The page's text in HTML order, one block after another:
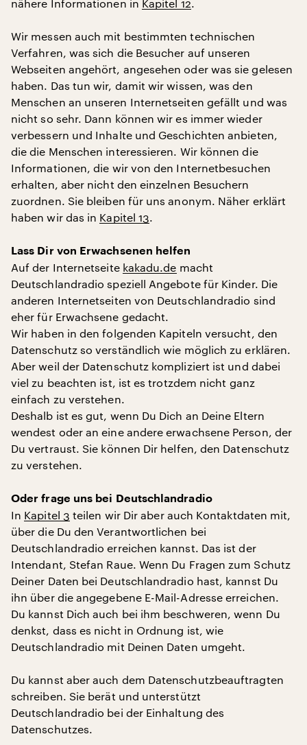
nähere Informationen in Kapitel 12.
Wir messen auch mit bestimmten technischen
Verfahren, was sich die Besucher auf unseren
Webseiten angehört, angesehen oder was sie gelesen
haben. Das tun wir, damit wir wissen, was den
Menschen an unseren Internetseiten gefällt und was
nicht so sehr. Dann können wir es immer wieder
verbessern und Inhalte und Geschichten anbieten,
die die Menschen interessieren. Wir können die
Informationen, die wir von den Internetbesuchen
erhalten, aber nicht den einzelnen Besuchern
zuordnen. Sie bleiben für uns anonym. Näher erklärt
haben wir das in Kapitel 13.
Lass Dir von Erwachsenen helfen
Auf der Internetseite kakadu.de macht
Deutschlandradio speziell Angebote für Kinder. Die
anderen Internetseiten von Deutschlandradio sind
eher für Erwachsene gedacht.
Wir haben in den folgenden Kapiteln versucht, den
Datenschutz so verständlich wie möglich zu erklären.
Aber weil der Datenschutz kompliziert ist und dabei
viel zu beachten ist, ist es trotzdem nicht ganz
einfach zu verstehen.
Deshalb ist es gut, wenn Du Dich an Deine Eltern
wendest oder an eine andere erwachsene Person, der
Du vertraust. Sie können Dir helfen, den Datenschutz
zu verstehen.
Oder frage uns bei Deutschlandradio
In Kapitel 3 teilen wir Dir aber auch Kontaktdaten mit,
über die Du den Verantwortlichen bei
Deutschlandradio erreichen kannst. Das ist der
Intendant, Stefan Raue. Wenn Du Fragen zum Schutz
Deiner Daten bei Deutschlandradio hast, kannst Du
ihn über die angegebene E-Mail-Adresse erreichen.
Du kannst Dich auch bei ihm beschweren, wenn Du
denkst, dass es nicht in Ordnung ist, wie
Deutschlandradio mit Deinen Daten umgeht.
Du kannst aber auch dem Datenschutzbeauftragten
schreiben. Sie berät und unterstützt
Deutschlandradio bei der Einhaltung des
Datenschutzes.